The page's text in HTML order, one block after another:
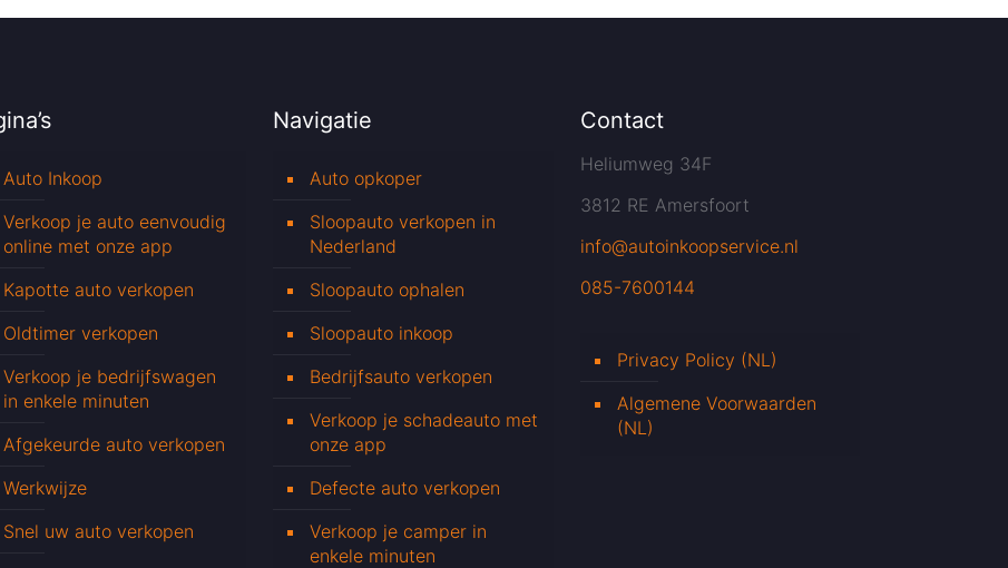
Auto Inkoop
Verkoop je auto eenvoudig
online met onze app
Kapotte auto verkopen
Oldtimer verkopen
Verkoop je bedrijfswagen
in enkele minuten
Afgekeurde auto verkopen
Werkwijze
Snel uw auto verkopen
Navigatie
Auto opkoper
Sloopauto verkopen in
Nederland
Sloopauto ophalen
Sloopauto inkoop
Bedrijfsauto verkopen
Verkoop je schadeauto met
onze app
Defecte auto verkopen
Verkoop je camper in
enkele minuten
Contact
Heliumweg 34F
3812 RE Amersfoort
info@autoinkoopservice.nl
085-7600144
Privacy Policy (NL)
Algemene Voorwaarden
(NL)